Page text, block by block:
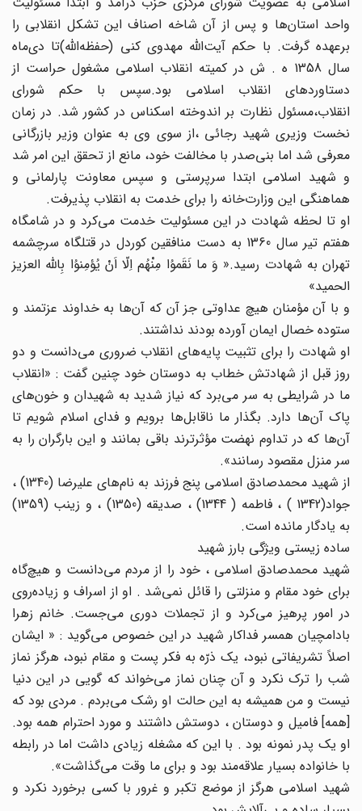
واحد استان‌ها و پس از آن شاخه اصناف این تشکل انقلابی را
برعهده گرفت. با حکم آیت‌الله مهدوی کنی (حفظه‌الله)تا دی‌ماه
سال 1358 ه . ش در کمیته انقلاب اسلامی مشغول حراست از
دستاوردهای انقلاب اسلامی بود.سپس با حکم شورای
انقلاب،‌مسئول نظارت بر اندوخته اسکناس در کشور شد. در زمان
نخست وزیری شهید رجائی ،‌از سوی وی به عنوان وزیر بازرگانی
معرفی شد اما بنی‌صدر با مخالفت خود، مانع از تحقق این امر شد
و شهید اسلامی ابتدا سرپرستی و سپس معاونت پارلمانی و
هماهنگی این وزارت‌خانه را برای خدمت به انقلاب پذیرفت.
او تا لحظه شهادت در این مسئولیت خدمت می‌کرد و در شامگاه
هفتم تیر سال 1360 به دست منافقین کوردل در قتلگاه سرچشمه
تهران به شهادت رسید.« وَ ما نَقَموُا مِنْهُم اِلّا اَنْ یُؤمِنوُا بِالله العزیز
الحمید»
و با آن مؤمنان هیچ عداوتی جز آن که آن‌ها به خداوند عزتمند و
ستوده خصال ایمان آورده بودند نداشتند.
او شهادت را برای تثبیت پایه‌های انقلاب ضروری می‌دانست و دو
روز قبل از شهادتش خطاب به دوستان خود چنین گفت : «انقلاب
ما در شرایطی به سر می‌برد که نیاز شدید به شهیدان و خون‌های
پاک آن‌ها دارد. بگذار ما ناقابل‌ها برویم و فدای اسلام شویم تا
آن‌ها که در تداوم نهضت مؤثرترند باقی بمانند و این بارگران را به
سر منزل مقصود رسانند».
از شهید محمدصادق اسلامی پنج فرزند به نام‌های علیرضا (1340) ،
جواد(1342 ) ، فاطمه ( 1344) ، صدیقه (1350) ، و زینب (1359)
به یادگار مانده است.
ساده زیستی ویژگی‌ بارز شهید
شهید محمدصادق اسلامی ، خود را از مردم می‌دانست و هیچ‌گاه
برای خود مقام و منزلتی را قائل نمی‌شد . او از اسراف و زیاده‌روی
در امور پرهیز می‌کرد و از تجملات دوری می‌‌جست. خانم زهرا
بادامچیان همسر فداکار شهید در این خصوص می‌گوید : « ایشان
اصلاً تشریفاتی نبود، یک ذرّه به فکر پست و مقام نبود، ‌هرگز نماز
شب را ترک نکرد و آن چنان نماز می‌خواند که گویی در این دنیا
نیست و من همیشه به این حالت او رشک می‌بردم . مردی بود که
[همه] فامیل و دوستان ، دوستش داشتند و مورد احترام همه بود.
او یک پدر نمونه بود . با این که مشغله زیادی داشت اما در رابطه
با خانواده بسیار علاقه‌مند بود و برای ما وقت می‌گذاشت».
شهید اسلامی هرگز از موضع تکبر و غرور با کسی برخورد نکرد و